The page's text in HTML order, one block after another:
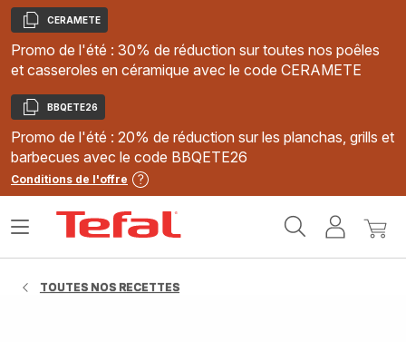
Copier
CERAMETE
Promo de l'été : 30% de réduction sur toutes nos poêles
et casseroles en céramique avec le code CERAMETE
Copier
BBQETE26
Promo de l'été : 20% de réduction sur les planchas, grills et
barbecues avec le code BBQETE26
Conditions de l'offre
MonMon
Ouvrir
TOUTES NOS RECETTES